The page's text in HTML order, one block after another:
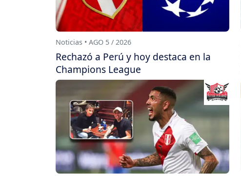
Noticias • AGO 5 / 2026
Rechazó a Perú y hoy destaca en la
Champions League